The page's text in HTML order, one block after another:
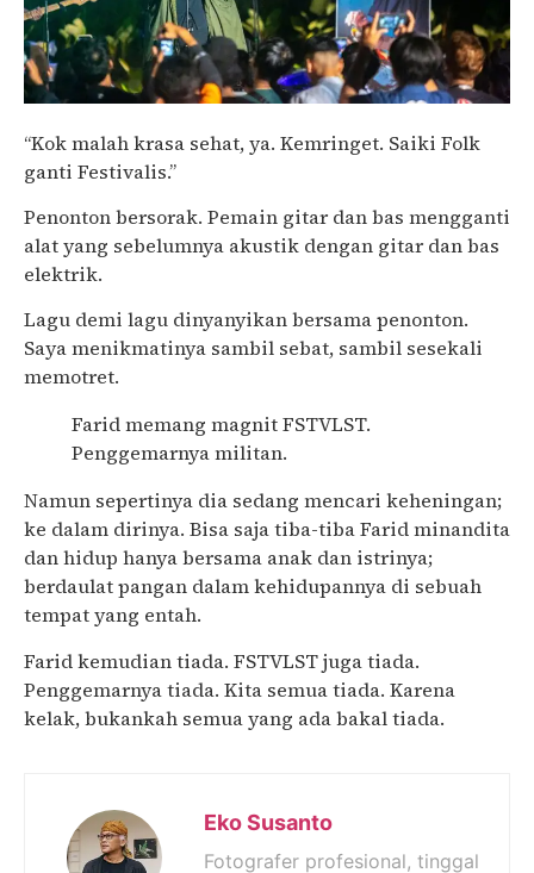
“Kok malah krasa sehat, ya. Kemringet. Saiki Folk
ganti Festivalis.”
Penonton bersorak. Pemain gitar dan bas mengganti
alat yang sebelumnya akustik dengan gitar dan bas
elektrik.
Lagu demi lagu dinyanyikan bersama penonton.
Saya menikmatinya sambil sebat, sambil sesekali
memotret.
Farid memang magnit FSTVLST.
Penggemarnya militan.
Namun sepertinya dia sedang mencari keheningan;
ke dalam dirinya. Bisa saja tiba-tiba Farid minandita
dan hidup hanya bersama anak dan istrinya;
berdaulat pangan dalam kehidupannya di sebuah
tempat yang entah.
Farid kemudian tiada. FSTVLST juga tiada.
Penggemarnya tiada. Kita semua tiada. Karena
kelak, bukankah semua yang ada bakal tiada.
Eko Susanto
Fotografer profesional, tinggal